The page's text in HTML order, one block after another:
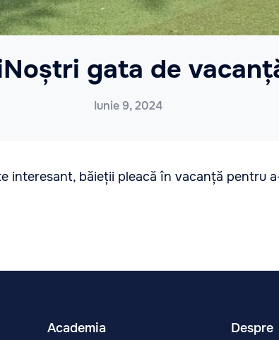
gata de
Iunie 9, 2024
interesant, băieții pleacă în vacanță pentru
Academia Despre